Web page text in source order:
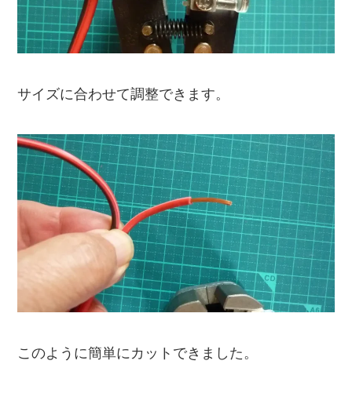
サイズに合わせて調整できます。
このように簡単にカットできました。